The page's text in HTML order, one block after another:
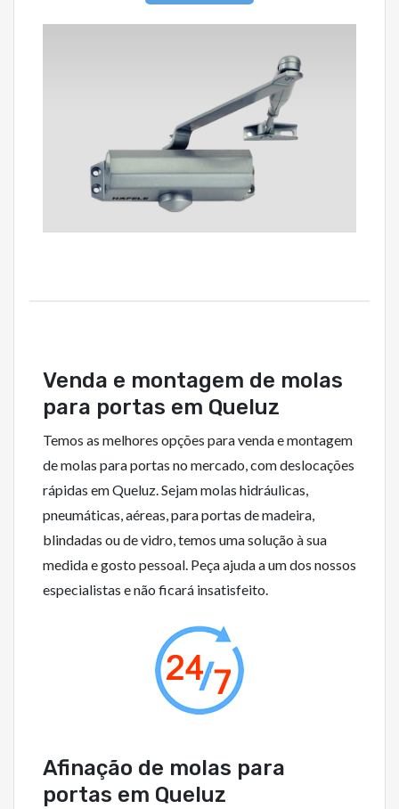
Venda e montagem de molas
para portas em Queluz
Temos as melhores opções para venda e montagem
de molas para portas no mercado, com deslocações
rápidas em Queluz. Sejam molas hidráulicas,
pneumáticas, aéreas, para portas de madeira,
blindadas ou de vidro, temos uma solução à sua
medida e gosto pessoal. Peça ajuda a um dos nossos
especialistas e não ficará insatisfeito.
Afinação de molas para
portas em Queluz